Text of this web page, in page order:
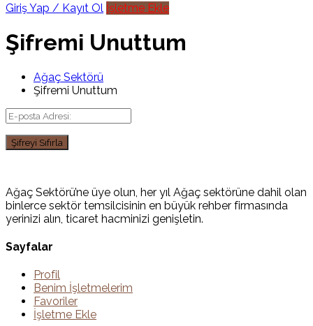
Giriş Yap / Kayıt Ol İşletme Ekle
Şifremi Unuttum
Ağaç Sektörü
Şifremi Unuttum
Ağaç Sektörü’ne üye olun, her yıl Ağaç sektörüne dahil olan
binlerce sektör temsilcisinin en büyük rehber firmasında
yerinizi alın, ticaret hacminizi genişletin.
Sayfalar
Profil
Benim İşletmelerim
Favoriler
İşletme Ekle